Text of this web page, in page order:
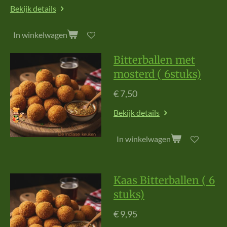
Bekijk details
In winkelwagen
Bitterballen met
mosterd ( 6stuks)
€ 7,50
Bekijk details
In winkelwagen
Kaas Bitterballen ( 6
stuks)
€ 9,95